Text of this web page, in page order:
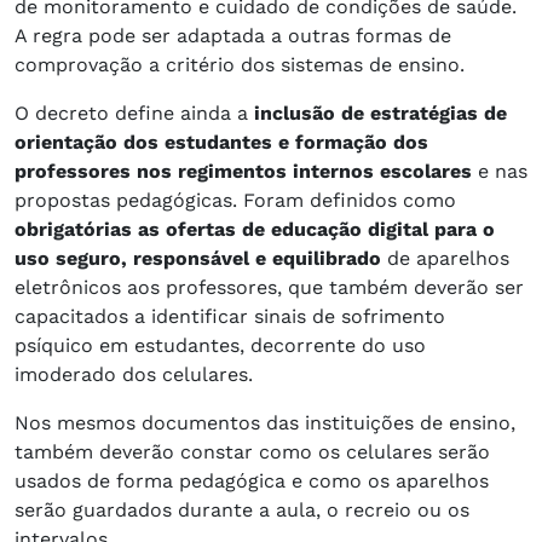
de monitoramento e cuidado de condições de saúde.
A regra pode ser adaptada a outras formas de
comprovação a critério dos sistemas de ensino.
O decreto define ainda a inclusão de estratégias de
orientação dos estudantes e formação dos
professores nos regimentos internos escolares e nas
propostas pedagógicas. Foram definidos como
obrigatórias as ofertas de educação digital para o
uso seguro, responsável e equilibrado de aparelhos
eletrônicos aos professores, que também deverão ser
capacitados a identificar sinais de sofrimento
psíquico em estudantes, decorrente do uso
imoderado dos celulares.
Nos mesmos documentos das instituições de ensino,
também deverão constar como os celulares serão
usados de forma pedagógica e como os aparelhos
serão guardados durante a aula, o recreio ou os